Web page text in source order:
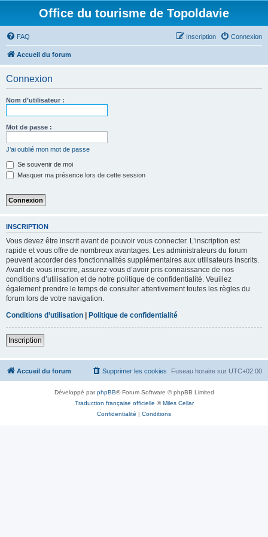
Office du tourisme de Topoldavie
FAQ Connexion
Inscription
Accueil du forum
Connexion
Nom d’utilisateur :
Mot de passe :
J’ai oublié mon mot de passe
Se souvenir de moi
Masquer ma présence lors de cette session
INSCRIPTION
Vous devez être inscrit avant de pouvoir vous connecter. L’inscription est
rapide et vous offre de nombreux avantages. Les administrateurs du forum
peuvent accorder des fonctionnalités supplémentaires aux utilisateurs inscrits.
Avant de vous inscrire, assurez-vous d’avoir pris connaissance de nos
conditions d’utilisation et de notre politique de confidentialité. Veuillez
également prendre le temps de consulter attentivement toutes les règles du
forum lors de votre navigation.
Conditions d’utilisation | Politique de confidentialité
Inscription
Accueil du forum Fuseau horaire sur UTC+02:00
Supprimer les cookies
Développé parphpBB® Forum Software © phpBB Limited
Traduction française officielle ©Miles Cellar
Confidentialité | Conditions